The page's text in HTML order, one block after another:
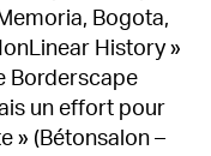
Bogota,
History »
Borderscape
un effort pour
» (Bétonsalon –